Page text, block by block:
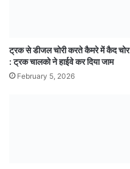
ट्रक से डीजल चोरी करते कैमरे में कैद चोर
: ट्रक चालको ने हाईवे कर दिया जाम
February 5, 2026